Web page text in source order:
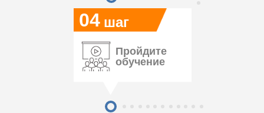
04 шаг
Пройдите
обучение